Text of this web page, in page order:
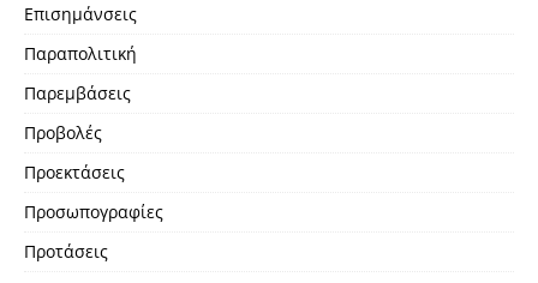
Επισημάνσεις
Παραπολιτική
Παρεμβάσεις
Προβολές
Προεκτάσεις
Προσωπογραφίες
Προτάσεις